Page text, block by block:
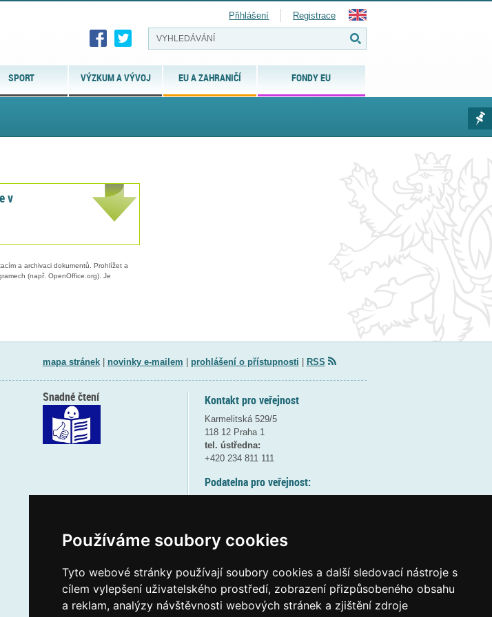
Používáme soubory cookies
Tyto webové stránky používají soubory cookies a další sledovací nástroje s
cílem vylepšení uživatelského prostředí, zobrazení přizpůsobeného obsahu
a reklam, analýzy návštěvnosti webových stránek a zjištění zdroje
SPORT VÝZKUM A VÝVOJ EU A ZAHRANIČÍ FONDY EU
Přihlášení Registrace
v
a archivaci dokumentů. Prohlížet a
(např. OpenOffice.org). Je
mapa stránek| novinky e-mailem prohlášení o přístupnosti RSS
Kontakt pro veřejnost
Karmelitská 529/5
118 12 Praha 1
tel. ústředna:
+420 234 811 111
Podatelna pro veřejnost:
(více informací
Elektronická podatelna:
posta@msmtgov cz
Snadné čtení